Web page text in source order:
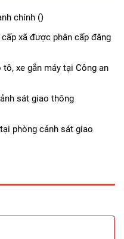
chính ()
xã được phân cấp đăng
xe gắn máy tại Công an
sát giao thông
phòng cảnh sát giao